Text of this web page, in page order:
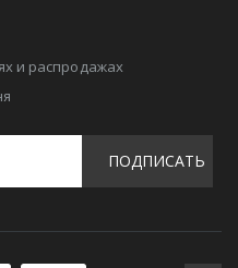
и распродажах
ПОДПИСАТЬ